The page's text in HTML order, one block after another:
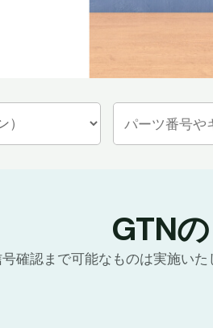
GTN
確認まで可能なものは実施い